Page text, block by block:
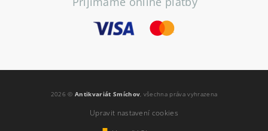
2026 ©Antikvariát Smíchov , všechna práva vyhrazena
Upravit nastavení cookies